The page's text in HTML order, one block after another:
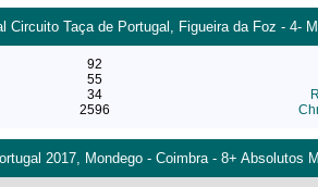
Circuito Taça de Portugal, Figueira da Foz - 4-
92
55
34
2596
2017, Mondego - Coimbra - 8+ Absolutos